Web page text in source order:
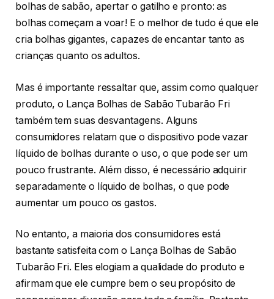
bolhas de sabão, apertar o gatilho e pronto: as
bolhas começam a voar! E o melhor de tudo é que ele
cria bolhas gigantes, capazes de encantar tanto as
crianças quanto os adultos.
Mas é importante ressaltar que, assim como qualquer
produto, o Lança Bolhas de Sabão Tubarão Fri
também tem suas desvantagens. Alguns
consumidores relatam que o dispositivo pode vazar
líquido de bolhas durante o uso, o que pode ser um
pouco frustrante. Além disso, é necessário adquirir
separadamente o líquido de bolhas, o que pode
aumentar um pouco os gastos.
No entanto, a maioria dos consumidores está
bastante satisfeita com o Lança Bolhas de Sabão
Tubarão Fri. Eles elogiam a qualidade do produto e
afirmam que ele cumpre bem o seu propósito de